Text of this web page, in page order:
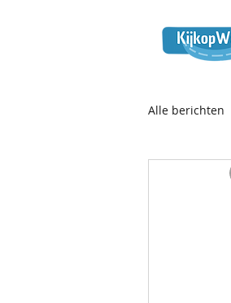
Alle berichten